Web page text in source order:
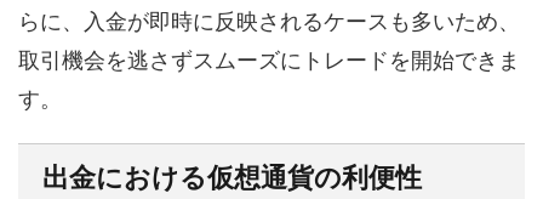
らに、入金が即時に反映されるケースも多いため、
取引機会を逃さずスムーズにトレードを開始できま
す。
出金における仮想通貨の利便性